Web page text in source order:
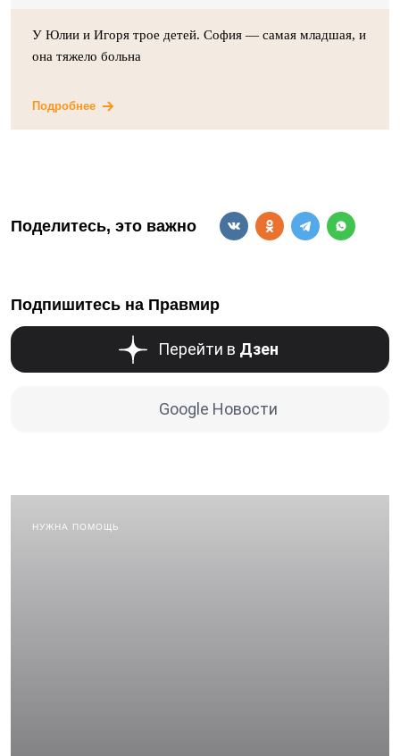
У Юлии и Игоря трое детей. София — самая младшая, и
она тяжело больна
Подробнее
Поделитесь, это важно
Подпишитесь на Правмир
Перейти в Дзен
Google Новости
НУЖНА ПОМОЩЬ